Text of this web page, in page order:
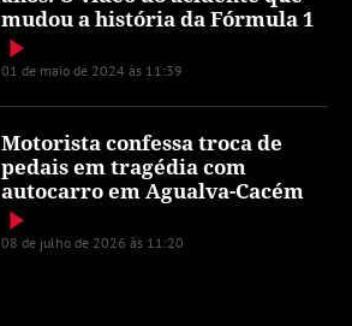
mudou a história da Fórmula 1
01 de maio de 2024 às 11:39
Motorista confessa troca de
pedais em tragédia com
autocarro em Agualva-Cacém
08 de julho de 2026 às 11:20